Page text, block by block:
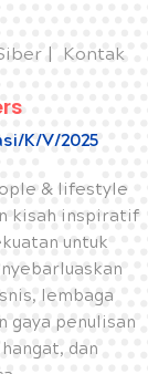
Kontak
K/V/2025
& lifestyle
kisah inspiratif
untuk
lembaga
gaya penulisan
dan